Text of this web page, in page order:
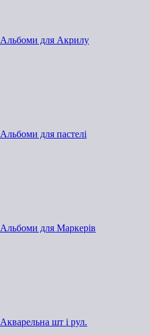
Альбоми для Акрилу
Альбоми для пастелі
Альбоми для Маркерів
Акварельна шт і рул.